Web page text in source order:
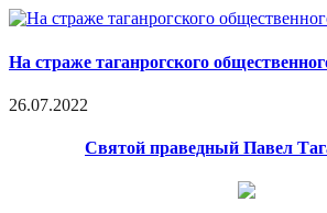
На страже таганрогского
26.07.2022
Святой праведный Павел